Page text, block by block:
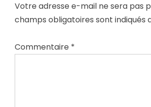
Votre adresse e-mail ne sera pas
champs obligatoires sont indiqués
Commentaire *